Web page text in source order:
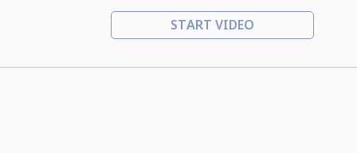
START VIDEO